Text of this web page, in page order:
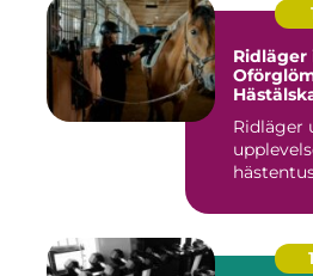
Ridläger
Ridläger